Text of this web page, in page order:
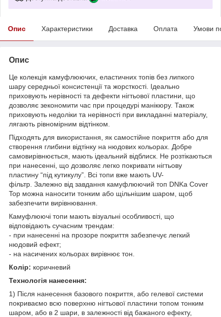
Опис Характеристики Доставка Оплата Умови
Опис
Це колекція камуфлюючих, еластичних топів без липкого
шару середньої консистенції та жорсткості. Ідеально
приховують нерівності та дефекти нігтьової пластини, що
дозволяє зекономити час при процедурі манікюру. Також
приховують недоліки та нерівності при викладанні матеріалу,
лягають рівномірним відтінком.
Підходять для використання, як самостійне покриття або для
створення глибини відтінку на нюдових кольорах. Добре
самовирівнюється, мають ідеальний відблиск. Не розтікаються
при нанесенні, що дозволяє легко покривати нігтьову
пластину “під кутикулу”. Всі топи вже мають UV-
фільтр. Залежно від завдання камуфлюючий топ DNKa Cover
Top можна наносити тонким або щільнішим шаром, щоб
забезпечити вирівнювання.
Камуфлюючі топи мають візуальні особливості, що
відповідають сучасним трендам:
- при нанесенні на прозоре покриття забезпечує легкий
нюдовий ефект;
- на насичених кольорах вирівнює тон.
Колір: коричневий
Технологія нанесення:
1) Після нанесення базового покриття, або гелевої системи
покриваємо всю поверхню нігтьової пластини топом тонким
шаром, або в 2 шари, в залежності від бажаного ефекту,